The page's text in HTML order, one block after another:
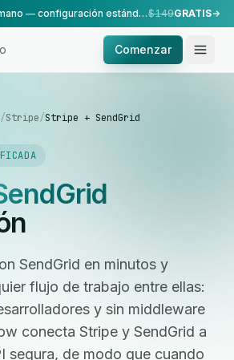
Configuración llave en mano — configuración estándar, realizada por nuestro equipo.$149GRATIS
Comenzar
/Stripe/Stripe + SendGrid
SendGrid en minutos y
flujo de trabajo entre ellas:
y sin middleware
conecta Stripe y SendGrid a
segura, de modo que cuando